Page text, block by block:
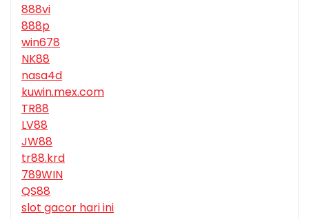
888vi
888p
win678
NK88
nasa4d
kuwin.mex.com
TR88
LV88
JW88
tr88.krd
789WIN
QS88
slot gacor hari ini